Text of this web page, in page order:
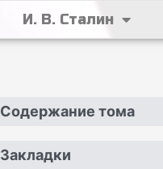
И. В. Сталин
Содержание тома
Закладки